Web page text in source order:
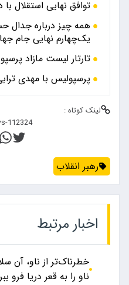
توافق نهایی استقلال با
همه چیز درباره جدال
یک‌چهارم نهایی جام جهانی
تارتار لیست مازاد
پرسپولیس با مهدی
لینک کوتاه :
رهبر انقلاب
اخبار مرتبط
خطرناک‌تر از ناو، آن
ناو را به قعر دریا فرو